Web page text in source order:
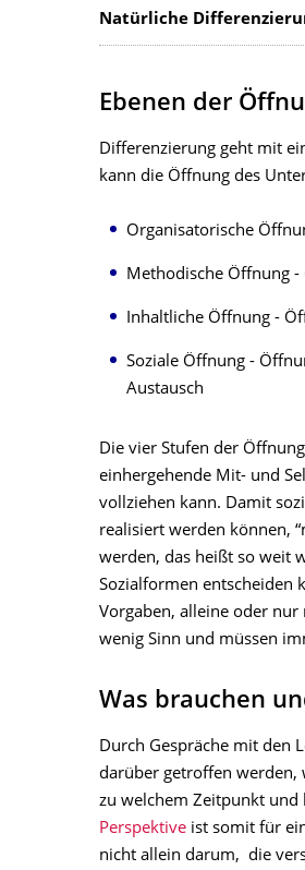
Natürliche
Ebenen der
Differenzierung geht mit
kann die Öffnung des
Organisatorische
Methodische Öffnung
Inhaltliche Öffnung -
Soziale Öffnung -
Austausch
Die vier Stufen der
einhergehende Mit- und
vollziehen kann. Damit
realisiert werden können,
werden, das heißt so weit
Sozialformen entscheiden
Vorgaben, alleine oder
wenig Sinn und müssen
Was brauchen
Durch Gespräche mit den
darüber getroffen werden,
zu welchem Zeitpunkt und
Perspektive ist somit für
nicht allein darum, die